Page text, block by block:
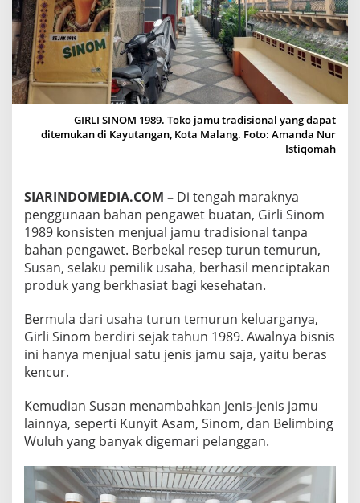
I
S
T
E
N
E
N
J
U
A
M
U
T
R
A
D
I
O
N
A
N
P
P
E
N
GIRLI SINOM 1989. Toko jamu tradisional yang dapat
ditemukan di Kayutangan, Kota Malang. Foto: Amanda Nur
Istiqomah
SIARINDOMEDIA.COM – Di tengah maraknya
penggunaan bahan pengawet buatan, Girli Sinom
1989 konsisten menjual jamu tradisional tanpa
bahan pengawet. Berbekal resep turun temurun,
Susan, selaku pemilik usaha, berhasil menciptakan
produk yang berkhasiat bagi kesehatan.
Bermula dari usaha turun temurun keluarganya,
Girli Sinom berdiri sejak tahun 1989. Awalnya bisnis
ini hanya menjual satu jenis jamu saja, yaitu beras
kencur.
Kemudian Susan menambahkan jenis-jenis jamu
lainnya, seperti Kunyit Asam, Sinom, dan Belimbing
Wuluh yang banyak digemari pelanggan.